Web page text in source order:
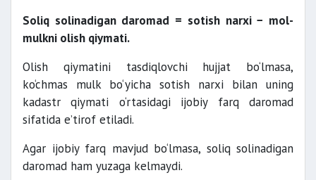
Soliq solinadigan daromad = sotish narxi − mol-
mulkni olish qiymati.
Olish qiymatini tasdiqlovchi hujjat bo‘lmasa,
ko‘chmas mulk bo‘yicha sotish narxi bilan uning
kadastr qiymati o‘rtasidagi ijobiy farq daromad
sifatida e’tirof etiladi.
Agar ijobiy farq mavjud bo‘lmasa, soliq solinadigan
daromad ham yuzaga kelmaydi.